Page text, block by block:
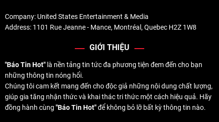
Company: United States Entertainment & Media
Address: 1101 Rue Jeanne - Mance, Montréal, Quebec H2Z 1W8
GIỚI THIỆU
"Báo Tin Hot" là nền tảng tin tức đa phương tiện đem đến cho bạn
những thông tin nóng hổi.
Chúng tôi cam kết mang đến cho độc giả những nội dung chất lượng,
giúp gia tăng nhận thức và khai thác tri thức một cách hiệu quả. Hãy
đồng hành cùng "Báo Tin Hot"để không bỏ lỡ bất kỳ thông tin nào.